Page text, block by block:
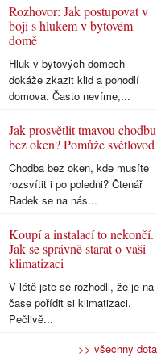
Rozhovor: Jak postupovat v
boji s hlukem v bytovém
domě
Hluk v bytových domech
dokáže zkazit klid a pohodlí
domova. Často nevíme,...
Jak prosvětlit tmavou chodbu
bez oken? Pomůže světlovod
Chodba bez oken, kde musíte
rozsvítit i po poledni? Čtenář
Radek se na nás...
Koupí a instalací to nekončí.
Jak se správně starat o vaši
klimatizaci
V létě jste se rozhodli, že je na
čase pořídit si klimatizaci.
Pečlivě...
>> všechny